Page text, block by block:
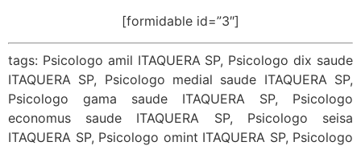
[formidable id=”3″]
tags: Psicologo amil ITAQUERA SP, Psicologo dix saude
ITAQUERA SP, Psicologo medial saude ITAQUERA SP,
Psicologo gama saude ITAQUERA SP, Psicologo
economus saude ITAQUERA SP, Psicologo seisa
ITAQUERA SP, Psicologo omint ITAQUERA SP, Psicologo